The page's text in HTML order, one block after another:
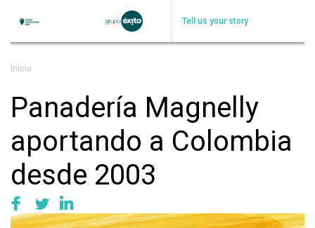
content
Tell us your story
Breadcrumb
Inicio
Panadería Magnelly
aportando a Colombia
desde 2003